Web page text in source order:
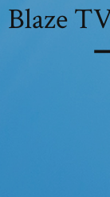
Blaze